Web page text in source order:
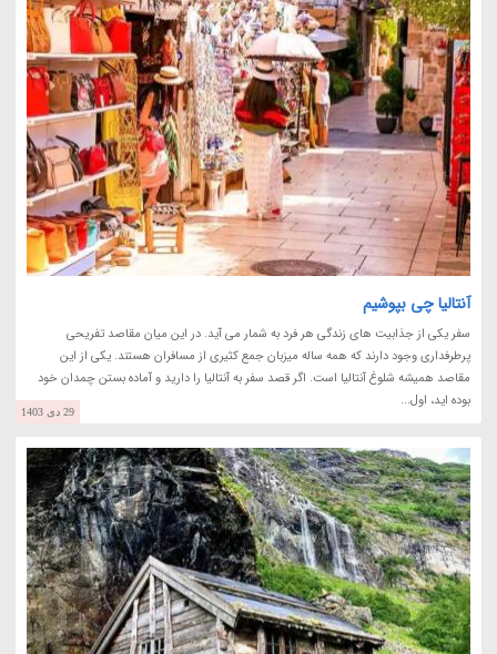
آنتالیا چی بپوشیم
سفر یکی از جذابیت های زندگی هر فرد به شمار می آید. در این میان مقاصد تفریحی
پرطرفداری وجود دارند که همه ساله میزبان جمع کثیری از مسافران هستند. یکی از این
مقاصد همیشه شلوغ آنتالیا است. اگر قصد سفر به آنتالیا را دارید و آماده بستن چمدان خود
بوده اید، اول...
29 دی 1403